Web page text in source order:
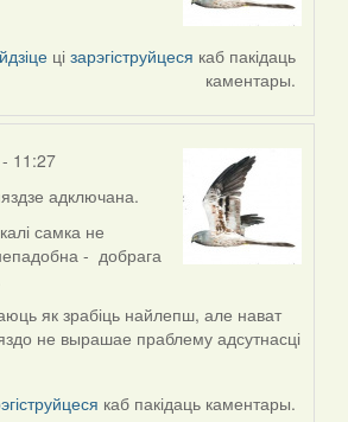
цізарэгіструйцеся каб пакідаць
каментары.
11:27
адключана.
самка не
- добрага
як зрабіць найлепш, але нават
не вырашае праблему адсутнасці
каб пакідаць каментары.